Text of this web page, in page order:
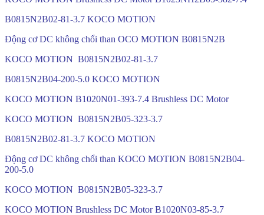
B0815N2B02-81-3.7 KOCO MOTION
Động cơ DC không chổi than OCO MOTION B0815N2B
KOCO MOTION B0815N2B02-81-3.7
B0815N2B04-200-5.0 KOCO MOTION
KOCO MOTION B1020N01-393-7.4 Brushless DC Motor
KOCO MOTION B0815N2B05-323-3.7
B0815N2B02-81-3.7 KOCO MOTION
Động cơ DC không chổi than KOCO MOTION B0815N2B04-
200-5.0
KOCO MOTION B0815N2B05-323-3.7
KOCO MOTION Brushless DC Motor B1020N03-85-3.7